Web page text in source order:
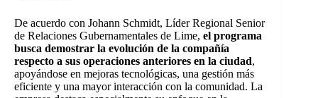
De acuerdo con Johann Schmidt, Líder Regional Senior
de Relaciones Gubernamentales de Lime, el programa
busca demostrar la evolución de la compañía
respecto a sus operaciones anteriores en la ciudad,
apoyándose en mejoras tecnológicas, una gestión más
eficiente y una mayor interacción con la comunidad. La